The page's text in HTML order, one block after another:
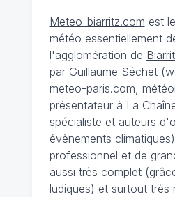
Meteo-biarritz.com est
météo essentiellement
l'agglomération de
par Guillaume Séchet
meteo-paris.com,
présentateur à La
spécialiste et auteurs
évènements
professionnel et de
aussi très complet
ludiques) et surtout très